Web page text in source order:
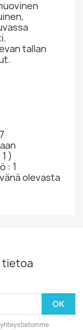
tallan
)
: 1
olevasta
tietoa